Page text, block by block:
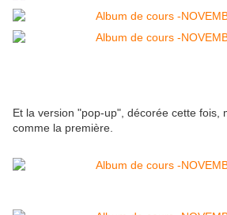
Et la version "pop-up", décorée cette fois,
comme la première.